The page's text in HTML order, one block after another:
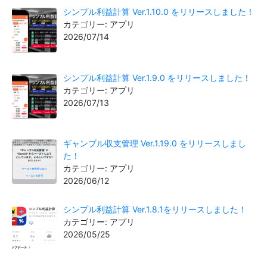
シンプル利益計算 Ver.1.10.0 をリリースしました！
カテゴリー: アプリ
2026/07/14
シンプル利益計算 Ver.1.9.0 をリリースしました！
カテゴリー: アプリ
2026/07/13
ギャンブル収支管理 Ver.1.19.0 をリリースしまし
た！
カテゴリー: アプリ
2026/06/12
シンプル利益計算 Ver.1.8.1をリリースしました！
カテゴリー: アプリ
2026/05/25